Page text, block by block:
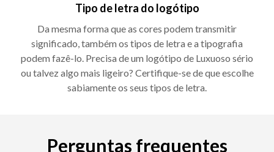
Tipo de letra do logótipo
Da mesma forma que as cores podem transmitir
significado, também os tipos de letra e a tipografia
podem fazê-lo. Precisa de um logótipo de Luxuoso sério
ou talvez algo mais ligeiro? Certifique-se de que escolhe
sabiamente os seus tipos de letra.
Perguntas frequentes